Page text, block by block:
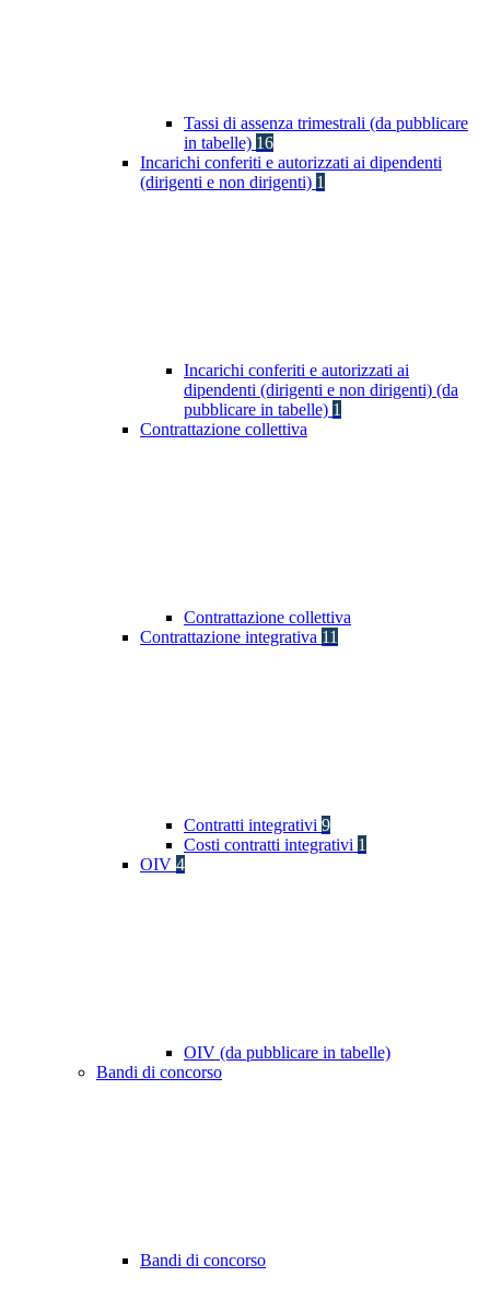
Tassi di assenza trimestrali (da pubblicare
in tabelle) 16
Incarichi conferiti e autorizzati ai dipendenti
(dirigenti e non dirigenti) 1
Incarichi conferiti e autorizzati ai
dipendenti (dirigenti e non dirigenti) (da
pubblicare in tabelle) 1
Contrattazione collettiva
Contrattazione collettiva
Contrattazione integrativa 11
Contratti integrativi 9
Costi contratti integrativi 1
OIV 4
OIV (da pubblicare in tabelle)
Bandi di concorso
Bandi di concorso